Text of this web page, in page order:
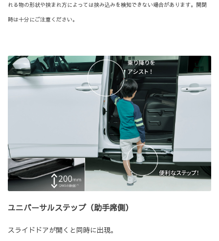
れる物の形状や挟まれ方によっては挟み込みを検知できない場合があります。開閉
時は十分にご注意ください。
ユニバーサルステップ（助手席側）
スライドドアが開くと同時に出現。